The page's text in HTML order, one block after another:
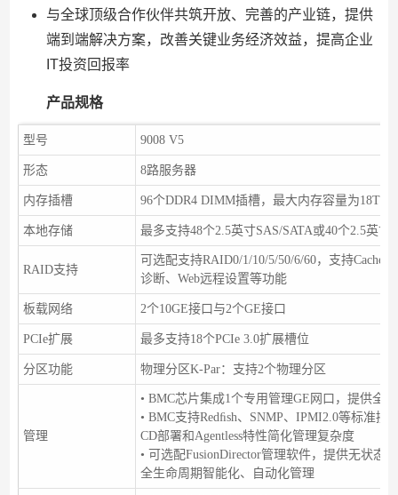
与全球顶级合作伙伴共筑开放、完善的产业链，提供
端到端解决方案，改善关键业务经济效益，提高企业
IT投资回报率
产品规格
型号 9008 V5
形态 8路服务器
内存插槽 96个DDR4 DIMM插槽，最大内存容量为18TB
本地存储 最多支持48个2.5英寸SAS/SATA或40个2.5英
RAID支持
可选配支持RAID0/1/10/5/50/6/60，支持
诊断、Web远程设置等功能
板载网络 2个10GE接口与2个GE接口
PCIe扩展 最多支持18个PCIe 3.0扩展槽位
分区功能 物理分区K-Par：支持2个物理分区
管理
• BMC芯片集成1个专用管理GE网口，提供全
• BMC支持Redﬁsh、SNMP、IPMI2.0等标准
CD部署和Agentless特性简化管理复杂度
• 可选配FusionDirector管理软件，提供无状态
全生命周期智能化、自动化管理